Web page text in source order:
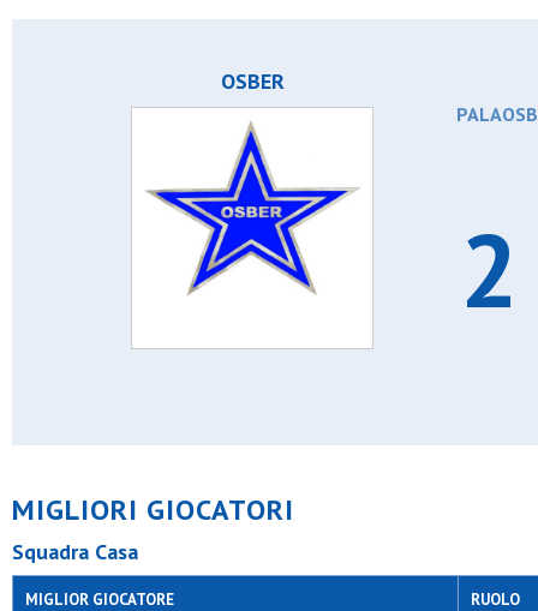
OSBER
MIGLIORI GIOCATORI
Squadra Casa
MIGLIOR GIOCATORE RUOLO